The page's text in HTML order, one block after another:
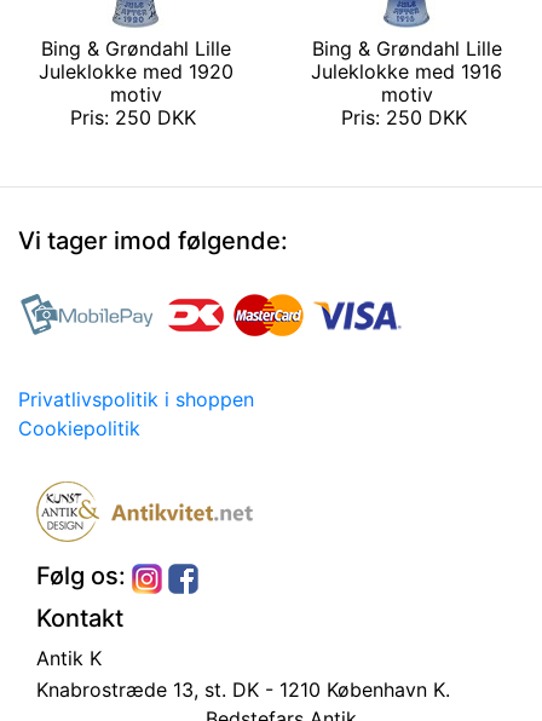
Bing & Grøndahl Lille
Juleklokke med 1920
motiv
Pris: 250 DKK
Bing & Grøndahl Lille
Juleklokke med 1916
motiv
Pris: 250 DKK
Vi tager imod følgende:
Privatlivspolitik i shoppen
Cookiepolitik
Følg os:
Kontakt
Antik K
Knabrostræde 13, st. DK - 1210 København K.